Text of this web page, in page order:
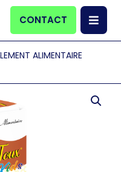
CONTACT
ALIMENTAIRE